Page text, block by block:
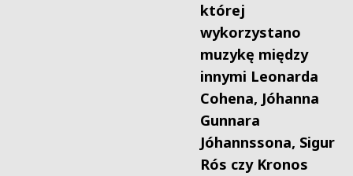
której
wykorzystano
muzykę między
innymi Leonarda
Cohena, Jóhanna
Gunnara
Jóhannssona, Sigur
Rós czy Kronos